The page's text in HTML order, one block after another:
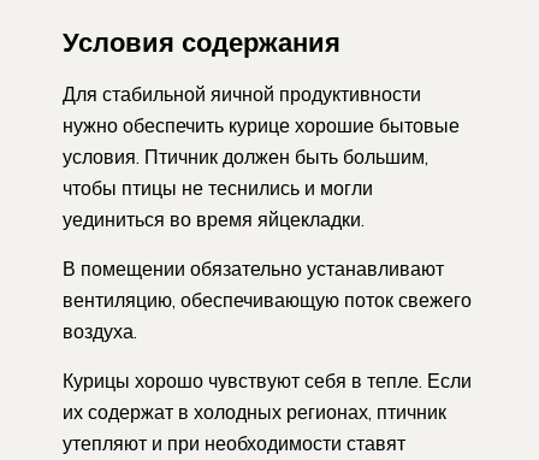
Условия содержания
Для стабильной яичной продуктивности
нужно обеспечить курице хорошие бытовые
условия. Птичник должен быть большим,
чтобы птицы не теснились и могли
уединиться во время яйцекладки.
В помещении обязательно устанавливают
вентиляцию, обеспечивающую поток свежего
воздуха.
Курицы хорошо чувствуют себя в тепле. Если
их содержат в холодных регионах, птичник
утепляют и при необходимости ставят